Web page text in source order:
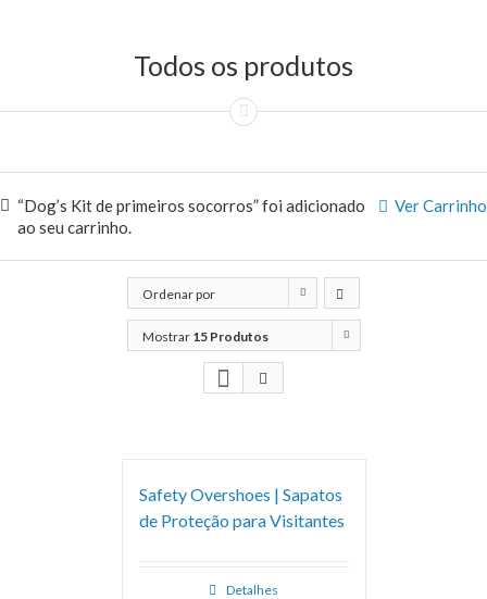
Todos os produtos
Ver Carrinho
“Dog’s Kit de primeiros socorros” foi adicionado
ao seu carrinho.
Ordenar por
Popularidade
Mostrar 15 Produtos
Safety Overshoes | Sapatos
de Proteção para Visitantes
Detalhes